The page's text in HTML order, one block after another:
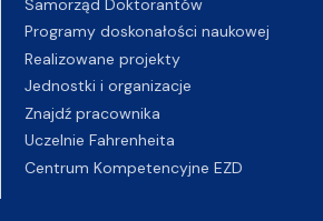
Samorząd Doktorantów
Programy doskonałości naukowej
Realizowane projekty
Jednostki i organizacje
Znajdź pracownika
Uczelnie Fahrenheita
Centrum Kompetencyjne EZD